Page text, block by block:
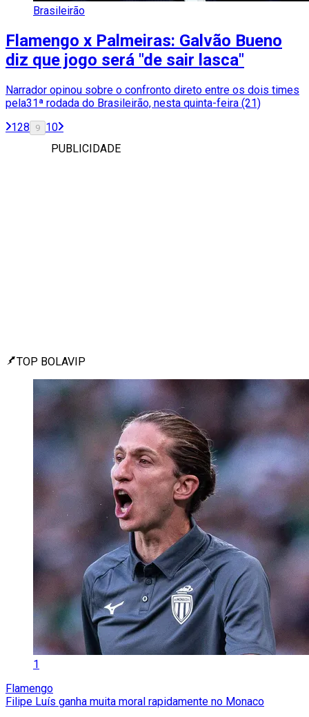
Brasileirão
Flamengo x Palmeiras: Galvão Bueno
diz que jogo será "de sair lasca"
Narrador opinou sobre o confronto direto entre os dois times
pela31ª rodada do Brasileirão, nesta quinta-feira (21)
128 9 10
PUBLICIDADE
TOP BOLAVIP
1
Flamengo
Filipe Luís ganha muita moral rapidamente no Monaco